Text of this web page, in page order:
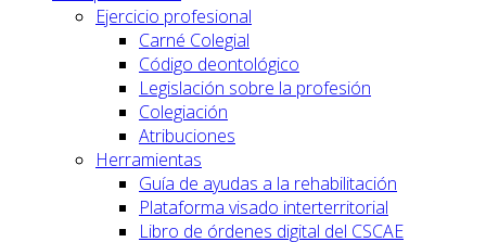
Ejercicio profesional
Carné Colegial
Código deontológico
Legislación sobre la profesión
Colegiación
Atribuciones
Herramientas
Guía de ayudas a la rehabilitación
Plataforma visado interterritorial
Libro de órdenes digital del CSCAE